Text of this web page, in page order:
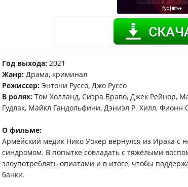
Год выхода: 2021
Жанр: Драма, криминал
Режиссер: Энтони Руссо, Джо Руссо
В ролях: Том Холланд, Сиэра Браво, Джек Рейнор,
Гудлак, Майкл Гандольфини, Дэниэл Р. Хилл, Фионн
О фильме:
Армейский медик Нико Уокер вернулся из Ирака с
синдромом. В попытке совладать с тяжёлыми
злоупотреблять опиатами и в итоге, чтобы
банки.